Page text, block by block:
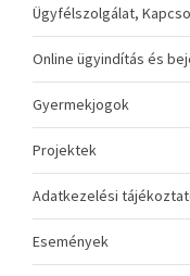
Ügyfélszolgálat,
Online ügyindítás és
Gyermekjogok
Projektek
Adatkezelési
Események